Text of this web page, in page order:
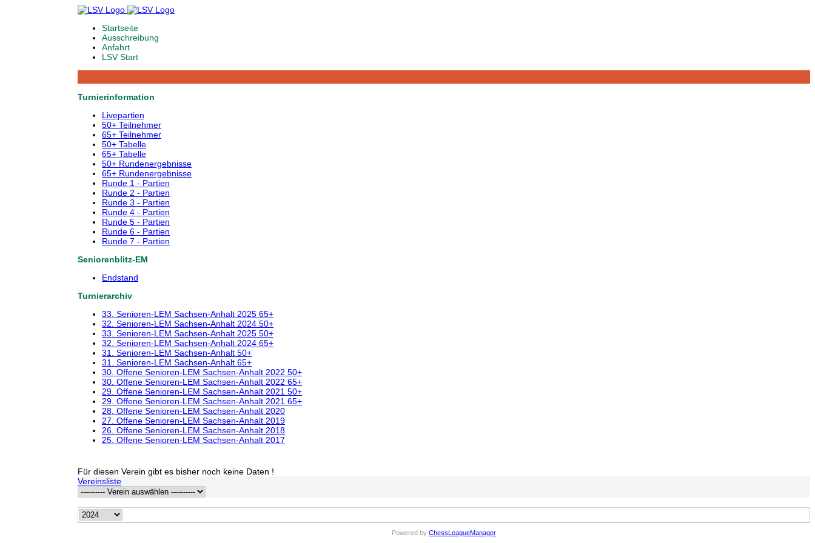
Startseite
Ausschreibung
Anfahrt
LSV Start
Turnierinformation
Livepartien
50+ Teilnehmer
65+ Teilnehmer
50+ Tabelle
65+ Tabelle
50+ Rundenergebnisse
65+ Rundenergebnisse
Runde 1 - Partien
Runde 2 - Partien
Runde 3 - Partien
Runde 4 - Partien
Runde 5 - Partien
Runde 6 - Partien
Runde 7 - Partien
Seniorenblitz-EM
Endstand
Turnierarchiv
33. Senioren-LEM Sachsen-Anhalt 2025 65+
32. Senioren-LEM Sachsen-Anhalt 2024 50+
33. Senioren-LEM Sachsen-Anhalt 2025 50+
32. Senioren-LEM Sachsen-Anhalt 2024 65+
31. Senioren-LEM Sachsen-Anhalt 50+
31. Senioren-LEM Sachsen-Anhalt 65+
30. Offene Senioren-LEM Sachsen-Anhalt 2022 50+
30. Offene Senioren-LEM Sachsen-Anhalt 2022 65+
29. Offene Senioren-LEM Sachsen-Anhalt 2021 50+
29. Offene Senioren-LEM Sachsen-Anhalt 2021 65+
28. Offene Senioren-LEM Sachsen-Anhalt 2020
27. Offene Senioren-LEM Sachsen-Anhalt 2019
26. Offene Senioren-LEM Sachsen-Anhalt 2018
25. Offene Senioren-LEM Sachsen-Anhalt 2017
Für diesen Verein gibt es bisher noch keine Daten !
Vereinsliste
Powered by ChessLeagueManager